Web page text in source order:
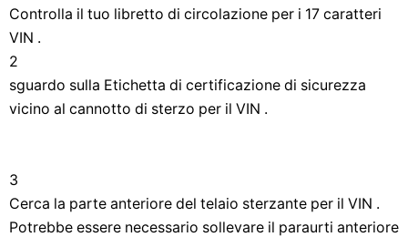
Controlla il tuo libretto di circolazione per i 17 caratteri
VIN .
2
sguardo sulla Etichetta di certificazione di sicurezza
vicino al cannotto di sterzo per il VIN .
3
Cerca la parte anteriore del telaio sterzante per il VIN .
Potrebbe essere necessario sollevare il paraurti anteriore